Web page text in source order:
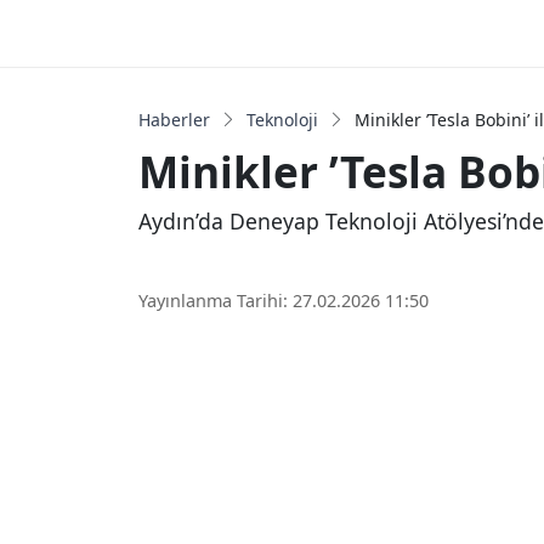
Haberler Teknoloji Minikler ’Tesla
Minikler ’Tesla
Aydın’da Deneyap Teknoloji
Yayınlanma Tarihi: 27.02.2026 11:50